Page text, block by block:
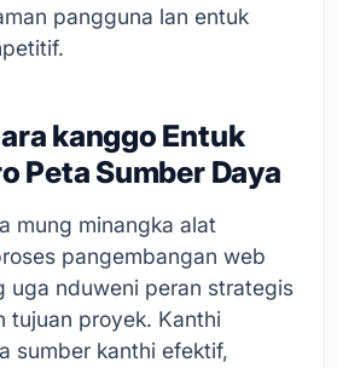
pangguna lan entuk
kanggo Entuk
Peta Sumber Daya
mung minangka alat
pangembangan web
uga nduweni peran strategis
tujuan proyek. Kanthi
sumber kanthi efektif,